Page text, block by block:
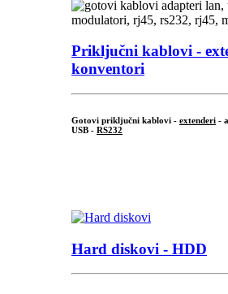
Priključni kablovi -
konventori
Gotovi priključni kablovi - extenderi -
USB - RS232
Hard diskovi - HDD